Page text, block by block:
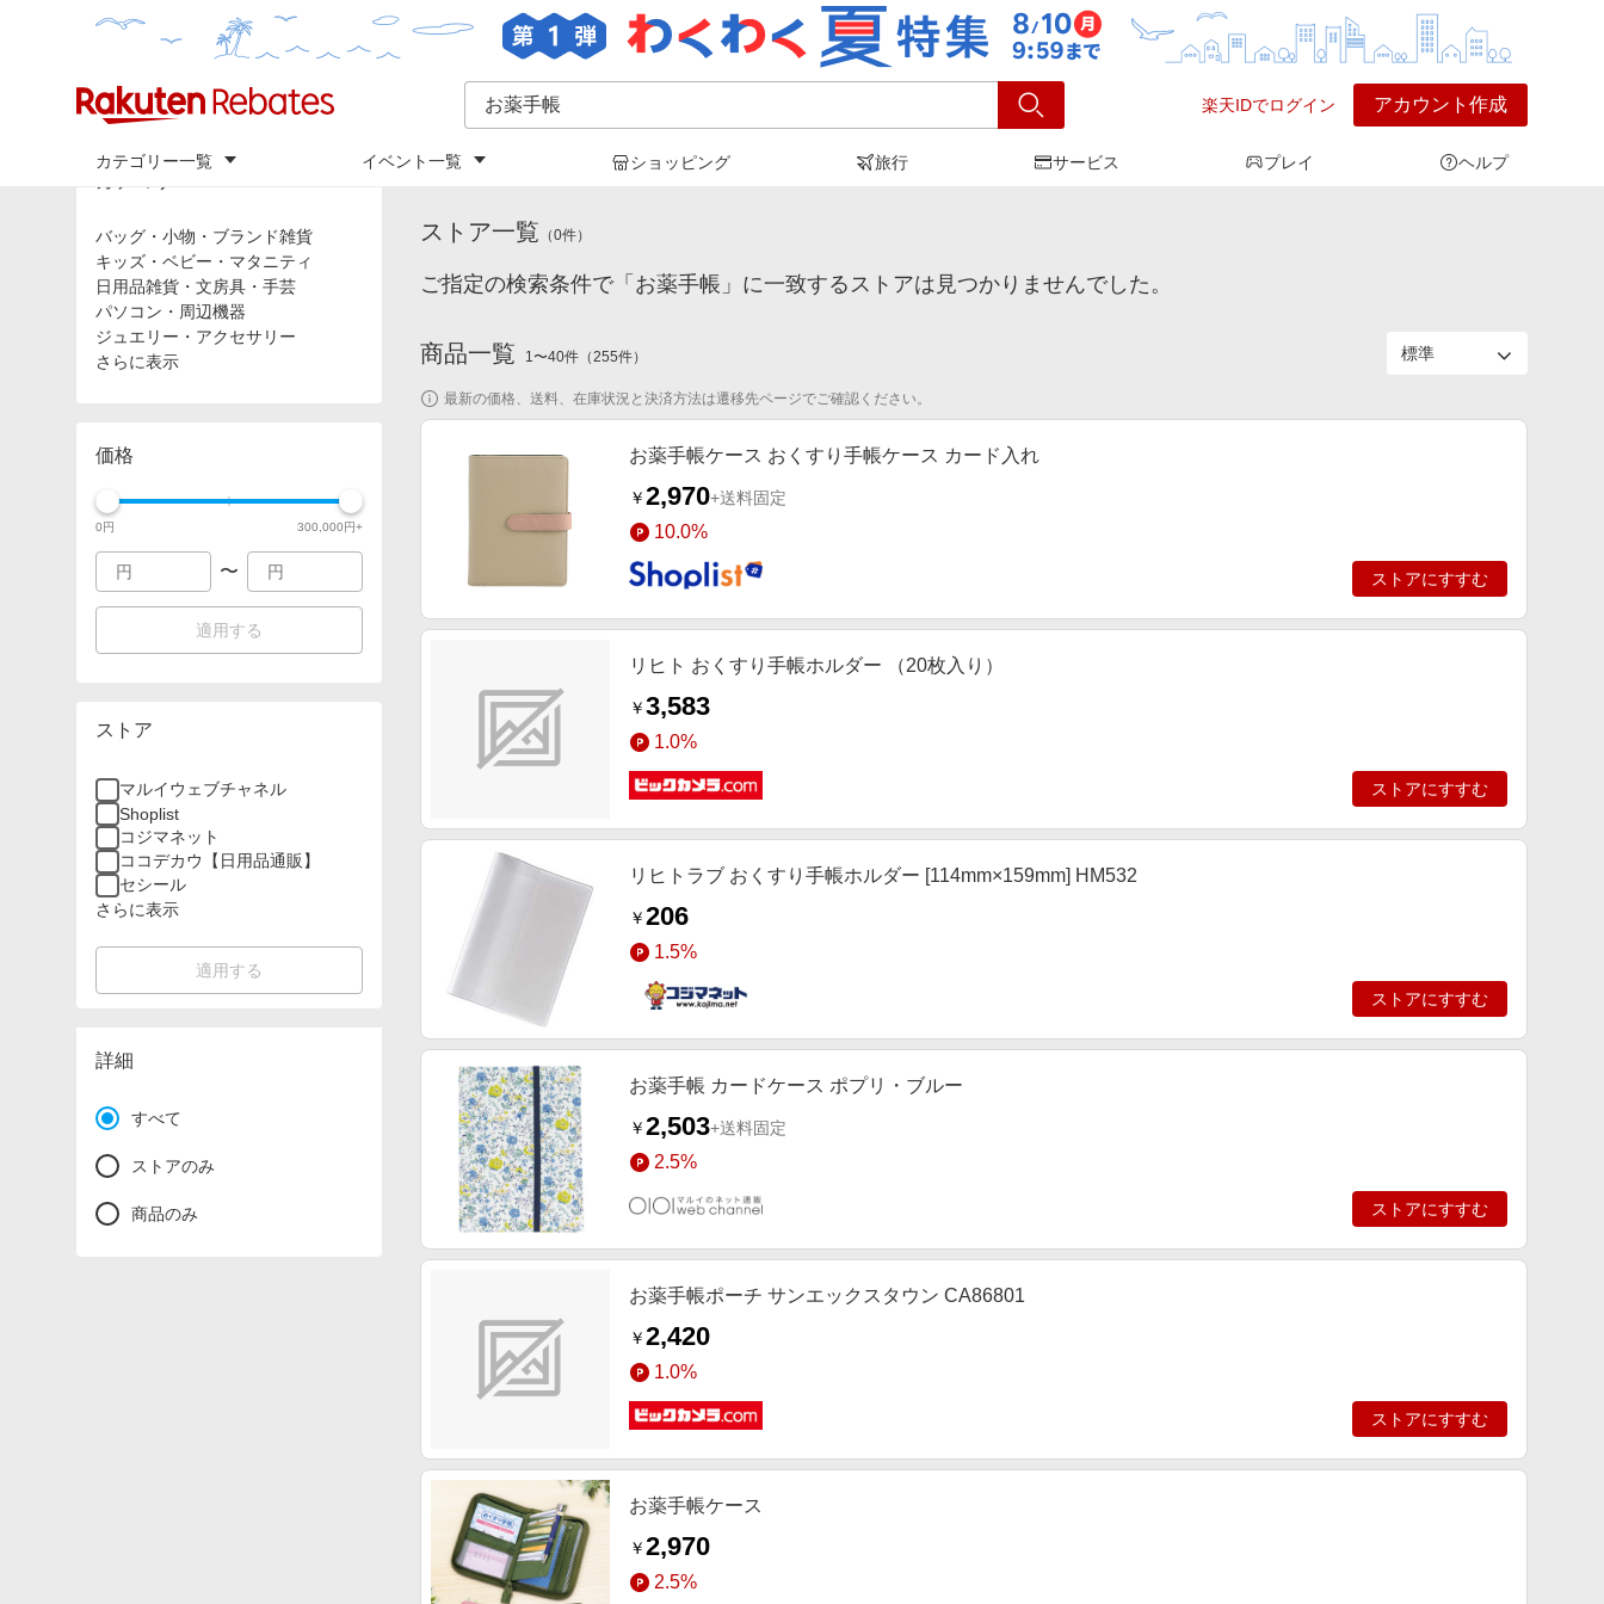
楽天IDでログイン アカウント作成
カテゴリー一覧 イベント一覧 ショッピング 旅行 サービス プレイ ヘルプ
バッグ・小物・ブランド雑貨
キッズ・ベビー・マタニティ
日用品雑貨・文房具・手芸
パソコン・周辺機器
ジュエリー・アクセサリー
さらに表示
価格
0円 300,000円+
〜
適用する
ストア
マルイウェブチャネル
Shoplist
コジマネット
ココデカウ【日用品通販】
セシール
さらに表示
適用する
詳細
すべて
ストアのみ
商品のみ
トップ 」の検索結果
ストア一覧 （0件）
ご指定の検索条件で「お薬手帳」に一致するストアは見つかりませんでした。
商品一覧 1〜40件 （255件）
最新の価格、送料、在庫状況と決済方法は遷移先ページでご確認ください。
お薬手帳ケース おくすり手帳ケース カード入れ
￥2,970+送料固定
10.0%
ストアにすすむ
リヒト おくすり手帳ホルダー （20枚入り）
￥3,583
1.0%
ストアにすすむ
リヒトラブ おくすり手帳ホルダー [114mm×159mm] HM532
￥206
1.5%
ストアにすすむ
お薬手帳 カードケース ポプリ・ブルー
￥2,503+送料固定
2.5%
ストアにすすむ
お薬手帳ポーチ サンエックスタウン CA86801
￥2,420
1.0%
ストアにすすむ
お薬手帳ケース
￥2,970
2.5%